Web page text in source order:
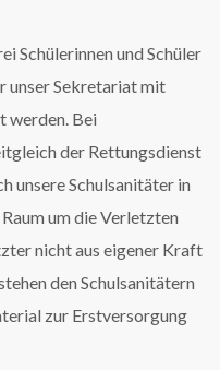
Schülerinnen und Schüler
unser Sekretariat mit
werden. Bei
der Rettungsdienst
unsere Schulsanitäter in
um die Verletzten
nicht aus eigener Kraft
den Schulsanitätern
zur Erstversorgung